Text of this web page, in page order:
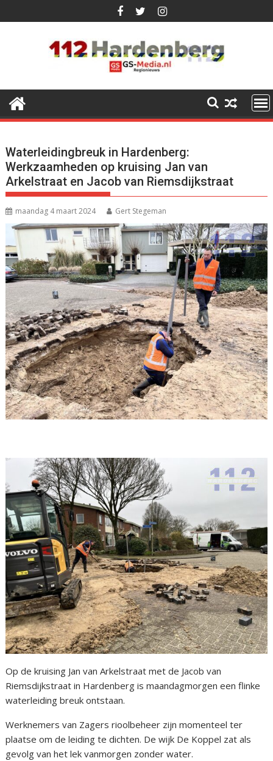
naar
Waterleidingbreuk in Hardenberg:
Werkzaamheden op kruising Jan van
Arkelstraat en Jacob van Riemsdijkstraat
maandag 4 maart 2024 Gert Stegeman
Op de kruising Jan van Arkelstraat met de Jacob van
Riemsdijkstraat in Hardenberg is maandagmorgen een flinke
waterleiding breuk ontstaan.
Werknemers van Zagers rioolbeheer zijn momenteel ter
plaatse om de leiding te dichten. De wijk De Koppel zat als
gevolg van het lek vanmorgen zonder water.